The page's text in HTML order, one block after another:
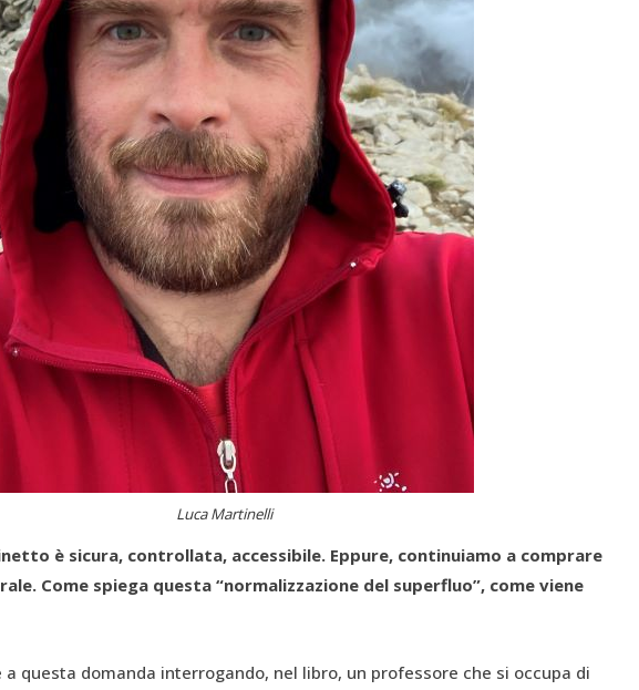
Luca Martinelli
è sicura, controllata, accessibile. Eppure, continuiamo a comprare
Come spiega questa “normalizzazione del superfluo”, come viene
questa domanda interrogando, nel libro, un professore che si occupa di